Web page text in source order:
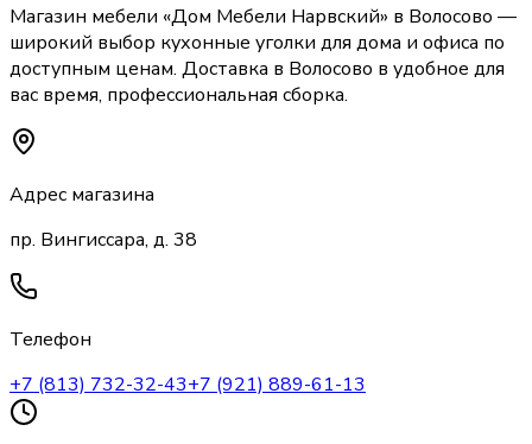
Магазин мебели «Дом Мебели Нарвский» в Волосово —
широкий выбор кухонные уголки для дома и офиса по
доступным ценам. Доставка в Волосово в удобное для
вас время, профессиональная сборка.
Адрес магазина
пр. Вингиссара, д. 38
Телефон
+7 (813) 732-32-43+7 (921) 889-61-13